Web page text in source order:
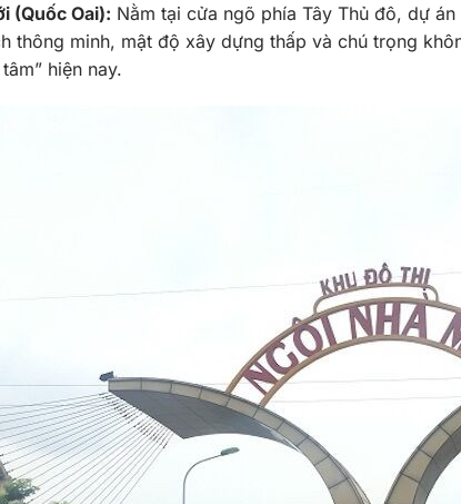
(Quốc Oai): Nằm tại cửa ngõ phía Tây Thủ đô, dự
thông minh, mật độ xây dựng thấp và chú trọng
hiện nay.